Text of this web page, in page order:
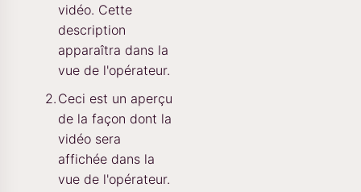
vidéo. Cette
description
apparaîtra dans la
vue de l'opérateur.
Ceci est un aperçu
de la façon dont la
vidéo sera
affichée dans la
vue de l'opérateur.